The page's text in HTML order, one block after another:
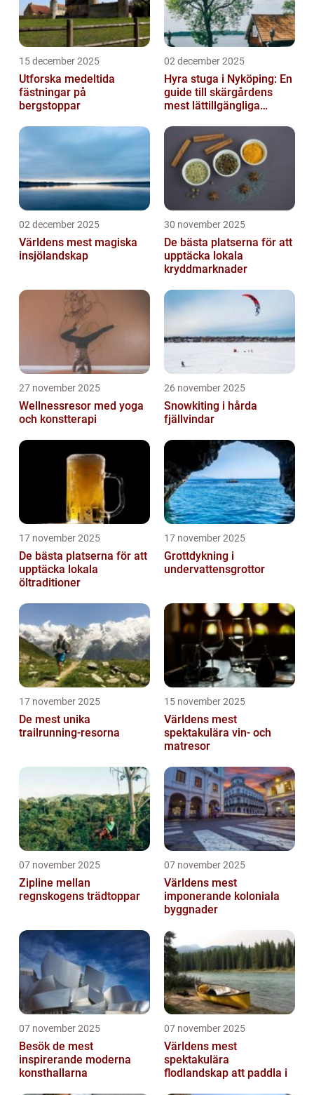
15 december 2025
Utforska medeltida
fästningar på
bergstoppar
02 december 2025
Hyra stuga i Nyköping: En
guide till skärgårdens
mest lättillgängliga
02 december 2025
Världens mest magiska
insjölandskap
30 november 2025
De bästa platserna för att
upptäcka lokala
kryddmarknader
27 november 2025
Wellnessresor med yoga
och konstterapi
26 november 2025
Snowkiting i hårda
fjällvindar
17 november 2025
De bästa platserna för att
upptäcka lokala
öltraditioner
17 november 2025
Grottdykning i
undervattensgrottor
17 november 2025
De mest unika
trailrunning-resorna
15 november 2025
Världens mest
spektakulära vin- och
matresor
07 november 2025
Zipline mellan
regnskogens trädtoppar
07 november 2025
Världens mest
imponerande koloniala
byggnader
07 november 2025
Besök de mest
inspirerande moderna
konsthallarna
07 november 2025
Världens mest
spektakulära
flodlandskap att paddla i